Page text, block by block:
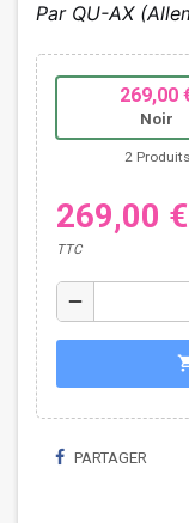
Par QU-AX
269,00
Noir
2 Produits
269,00 €
TTC
remove
PARTAGER